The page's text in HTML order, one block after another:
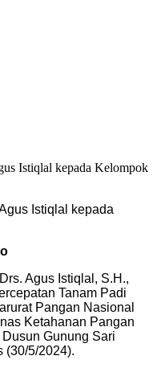
Istiqlal kepada
Agus Istiqlal, S.H.,
Tanam Padi
Pangan Nasional
Ketahanan Pangan
Gunung Sari
(30/5/2024).